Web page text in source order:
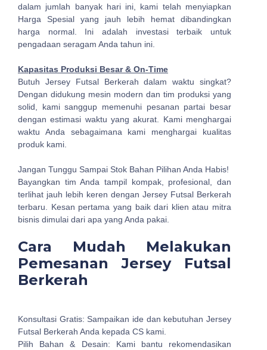
dalam jumlah banyak hari ini, kami telah menyiapkan
Harga Spesial yang jauh lebih hemat dibandingkan
harga normal. Ini adalah investasi terbaik untuk
pengadaan seragam Anda tahun ini.
Kapasitas Produksi Besar & On-Time
Butuh Jersey Futsal Berkerah dalam waktu singkat?
Dengan didukung mesin modern dan tim produksi yang
solid, kami sanggup memenuhi pesanan partai besar
dengan estimasi waktu yang akurat. Kami menghargai
waktu Anda sebagaimana kami menghargai kualitas
produk kami.
Jangan Tunggu Sampai Stok Bahan Pilihan Anda Habis!
Bayangkan tim Anda tampil kompak, profesional, dan
terlihat jauh lebih keren dengan Jersey Futsal Berkerah
terbaru. Kesan pertama yang baik dari klien atau mitra
bisnis dimulai dari apa yang Anda pakai.
Cara Mudah Melakukan
Pemesanan Jersey Futsal
Berkerah
Konsultasi Gratis: Sampaikan ide dan kebutuhan Jersey
Futsal Berkerah Anda kepada CS kami.
Pilih Bahan & Desain: Kami bantu rekomendasikan